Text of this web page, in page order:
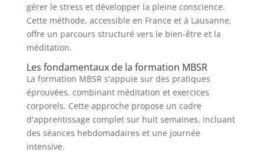
gérer le stress et développer la pleine conscience.
Cette méthode, accessible en France et à Lausanne,
offre un parcours structuré vers le bien-être et la
méditation.
Les fondamentaux de la formation MBSR
La formation MBSR s'appuie sur des pratiques
éprouvées, combinant méditation et exercices
corporels. Cette approche propose un cadre
d'apprentissage complet sur huit semaines, incluant
des séances hebdomadaires et une journée
intensive.